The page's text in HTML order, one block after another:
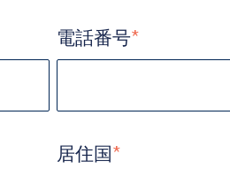
電話番号*
居住国*